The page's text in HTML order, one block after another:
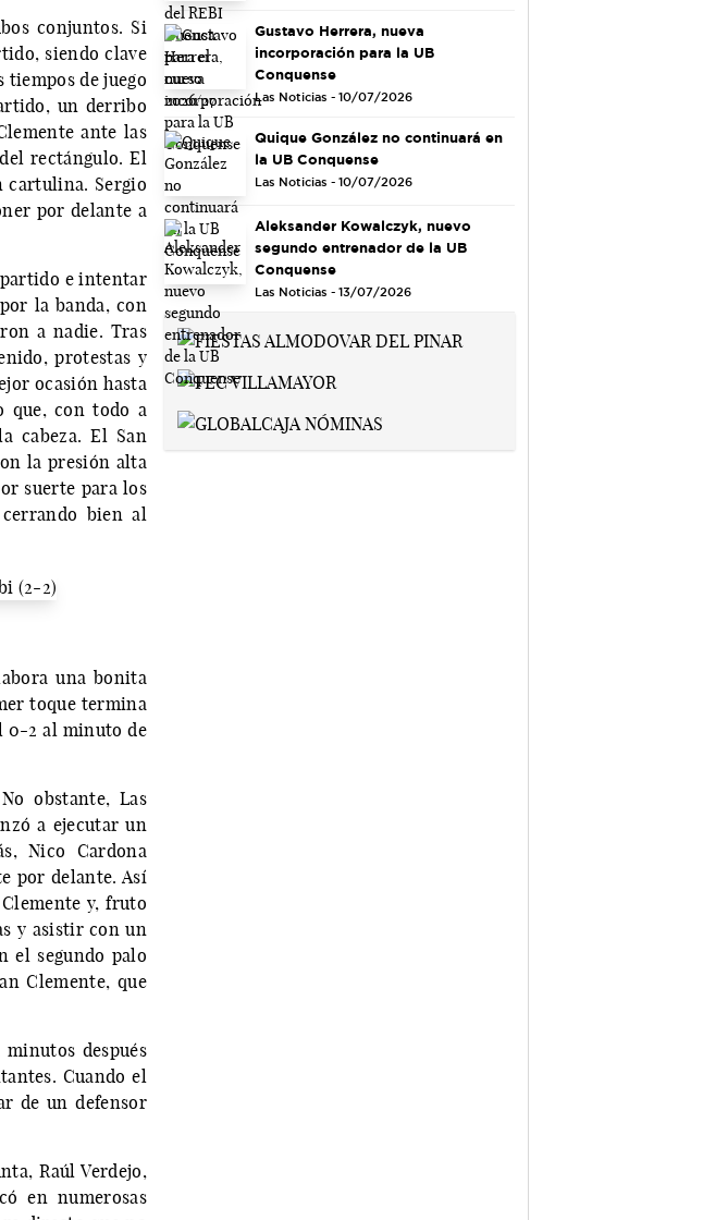
conjuntos. Si
siendo clave
tiempos de juego
un derribo
ante las
rectángulo. El
cartulina. Sergio
por delante a
partido e intentar
la banda, con
a nadie. Tras
protestas y
ocasión hasta
que, con todo a
cabeza. El San
la presión alta
suerte para los
bien al
una bonita
toque termina
0-2 al minuto de
obstante, Las
a ejecutar un
Nico Cardona
por delante. Así
y, fruto
y asistir con un
el segundo palo
Clemente, que
después
Cuando el
de un defensor
Raúl Verdejo,
en numerosas
Gustavo Herrera, nueva
incorporación para la UB
Conquense
Las Noticias - 10/07/2026
Quique González no continuará en
la UB Conquense
Las Noticias - 10/07/2026
Aleksander Kowalczyk, nuevo
segundo entrenador de la UB
Conquense
Las Noticias - 13/07/2026